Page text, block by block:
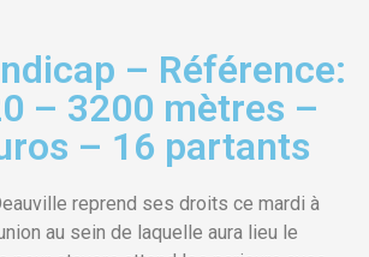
– Référence:
– 3200 mètres –
– 16 partants
reprend ses droits ce mardi à
au sein de laquelle aura lieu le